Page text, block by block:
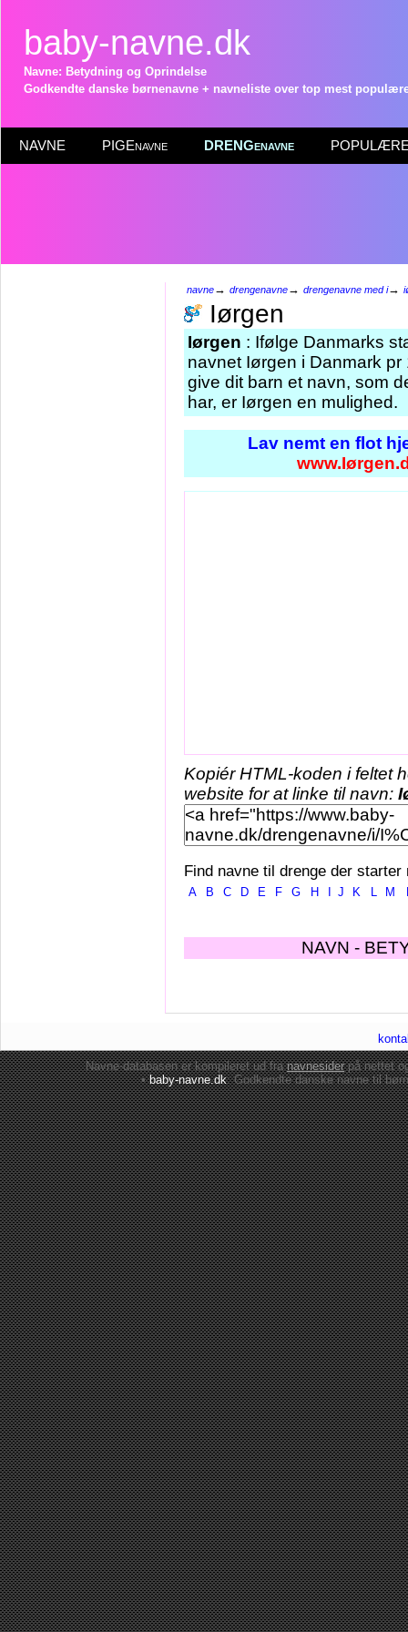
baby-navne.dk
Navne: Betydning og Oprindelse
Godkendte danske børnenavne + navneliste over top mest
NAVNE PIGEnavne DRENGenavne POPULÆRE
navne→ drengenavne→ drengenavne med i→
Iørgen
Iørgen : Ifølge Danmarks
navnet Iørgen i Danmark
give dit barn et navn, som
har, er Iørgen en mulighed.
Lav nemt en flot
Kopiér HTML-koden i feltet
website for at linke til navn:
Find navne til drenge der starter
A B C D E F G H J K L M
NAVN -
Navne-databasen er kompileret ud franavnesiderpå nettet
•baby-navne.dk: Godkendte danskenavne til børn